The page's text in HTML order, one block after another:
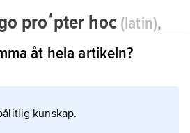
proʹpter hoc (latin),
till följd av detta’, en
benämning på det
orsaksföljd.
åt hela artikeln?
kunskap.